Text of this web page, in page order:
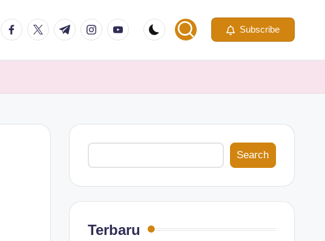
facebook.com
twitter.com
t.me instagram.com
youtube.com Subscribe
Search
Terbaru